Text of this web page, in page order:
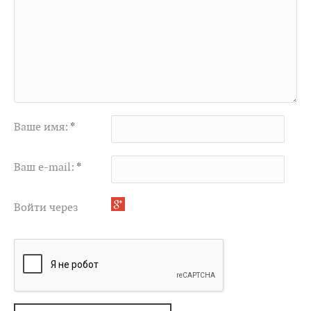
Ваше имя: *
Ваш e-mail: *
Войти через